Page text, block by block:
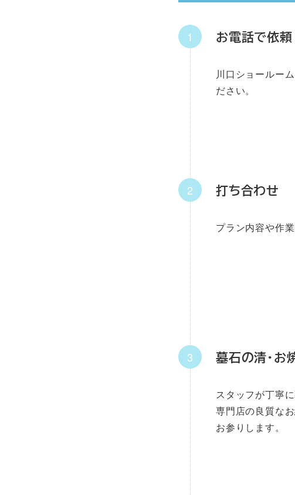
お電話で依頼
川口ショールー
ださい。
打ち合わせ
プラン内容や作
墓石の清・お
スタッフが丁寧
専門店の良質な
お参りします。